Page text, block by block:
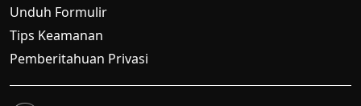
Unduh Formulir
Tips Keamanan
Pemberitahuan Privasi